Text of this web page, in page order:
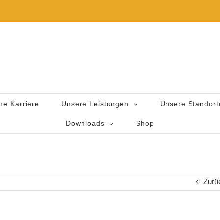
Karriere Unsere Leistungen Unsere
Downloads Shop